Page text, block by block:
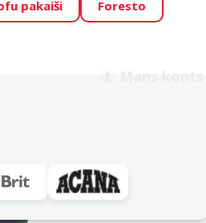
TOP barībām! 🍖 →Skatīt
būs 2027. gada zvaigzne
pakaiši
Foresto
8 cm